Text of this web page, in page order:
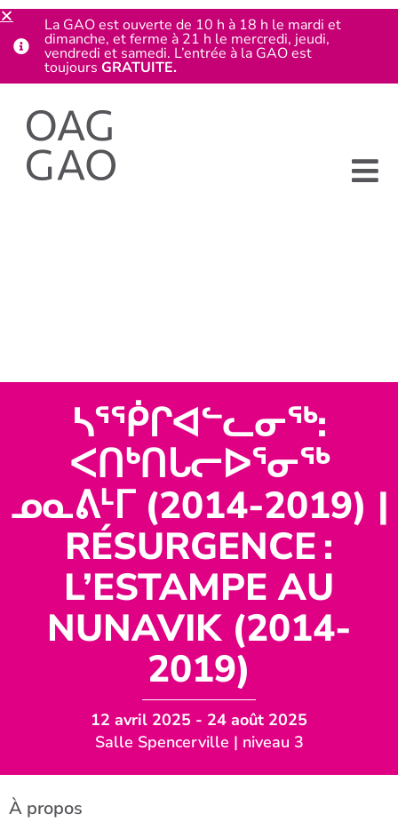
ᓴᕐᖀᒋᐊᓪᓚᓂᖅ:
ᐸᑎᒃᑎᒐᓕᐅᕐᓂᖅ
ᓄᓇᕕᒻᒥ (2014-2019) |
RÉSURGENCE :
L’ESTAMPE AU
NUNAVIK (2014-
2019)
12 avril 2025 - 24 août 2025
Salle Spencerville | niveau 3
À propos
La GAO est ouverte de 10 h à 18 h le mardi et
dimanche, et ferme à 21 h le mercredi, jeudi,
vendredi et samedi. L’entrée à la GAO est
toujours GRATUITE.